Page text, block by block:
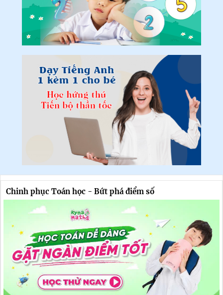
Chinh phục Toán học - Bứt phá điểm số